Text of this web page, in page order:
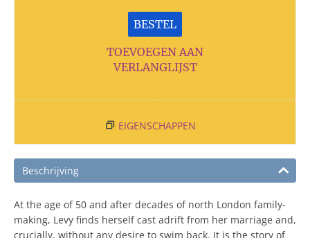
BESTEL
TOEVOEGEN AAN
VERLANGLIJST
EIGENSCHAPPEN
Beschrijving
At the age of 50 and after decades of north London family-
making, Levy finds herself cast adrift from her marriage and,
crucially, without any desire to swim back. It is the story of